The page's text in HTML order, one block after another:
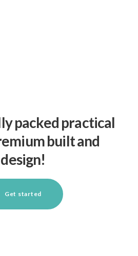
packed practical
built and
design!
Get started